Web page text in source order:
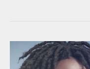
Arteria
Films